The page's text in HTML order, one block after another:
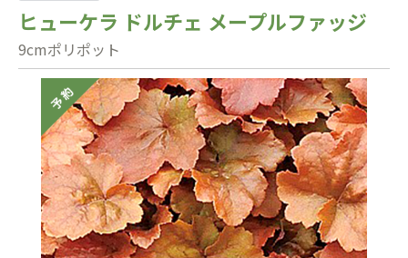
ヒューケラ ドルチェ メープルファッジ
9cmポリポット